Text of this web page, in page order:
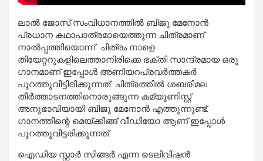
ലാല്‍ ജോസ് സംവിധാനത്തില്‍ ബിജു മേനോന്‍
പ്രധാന കഥാപാത്രമായെത്തുന്ന ചിത്രമാണ്
നാല്‍പ്പത്തിയൊന്ന്. ചിത്രം നാളെ
തിയേറ്ററുകളിലെത്താനിരിക്കെ ഭക്തി സാന്ദ്രമായ ഒരു
ഗാനമാണ് ഇപ്പോള്‍ അണിയറപ്രവര്‍ത്തകര്‍
പുറത്തുവിട്ടിരിക്കുന്നത്. ചിത്രത്തില്‍ ശബരിമല
തീര്‍ത്താടനത്തിനൊരുങ്ങുന്ന കമ്യൂണിസ്റ്റ്
അനുഭാവിയായി ബിജു മേനോന്‍ എത്തുന്നുണ്ട്.
ഗാനത്തിന്റെ മെയ്ക്കിങ്ങ് വീഡിയോ ആണ് ഇപ്പോള്‍
പുറത്തുവിട്ടരിക്കുന്നത്.
ഐഡിയ സ്റ്റാര്‍ സിങ്ങര്‍ എന്ന ടെലിവിഷന്‍